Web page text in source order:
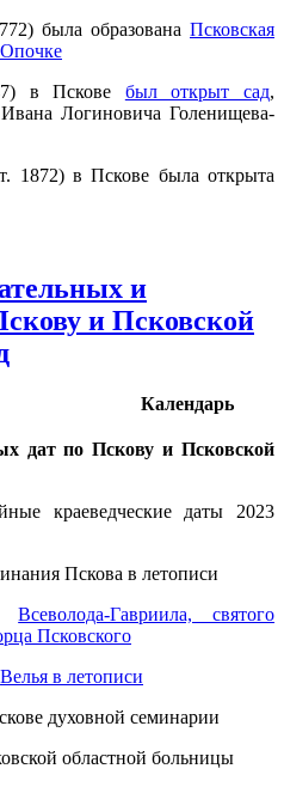
была образована Псковская
Опочке
в Пскове был открыт сад,
Логиновича Голенищева-
1872) в Пскове была открыта
и
и Псковской
Календарь
дат по Пскову и Псковской
краеведческие даты 2023
Пскова в летописи
Всеволода-Гавриила, святого
Псковского
Велья в летописи
духовной семинарии
областной больницы